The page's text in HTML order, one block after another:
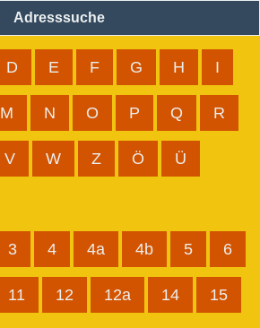
Adresssuche
D E F G H I
M N O P Q R
V W Z Ö Ü
3 4 4a 4b 5 6
11 12 12a 14 15